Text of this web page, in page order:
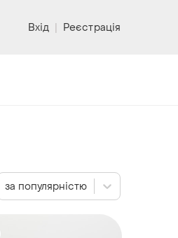
Вхід | Реєстрація
за популярністю